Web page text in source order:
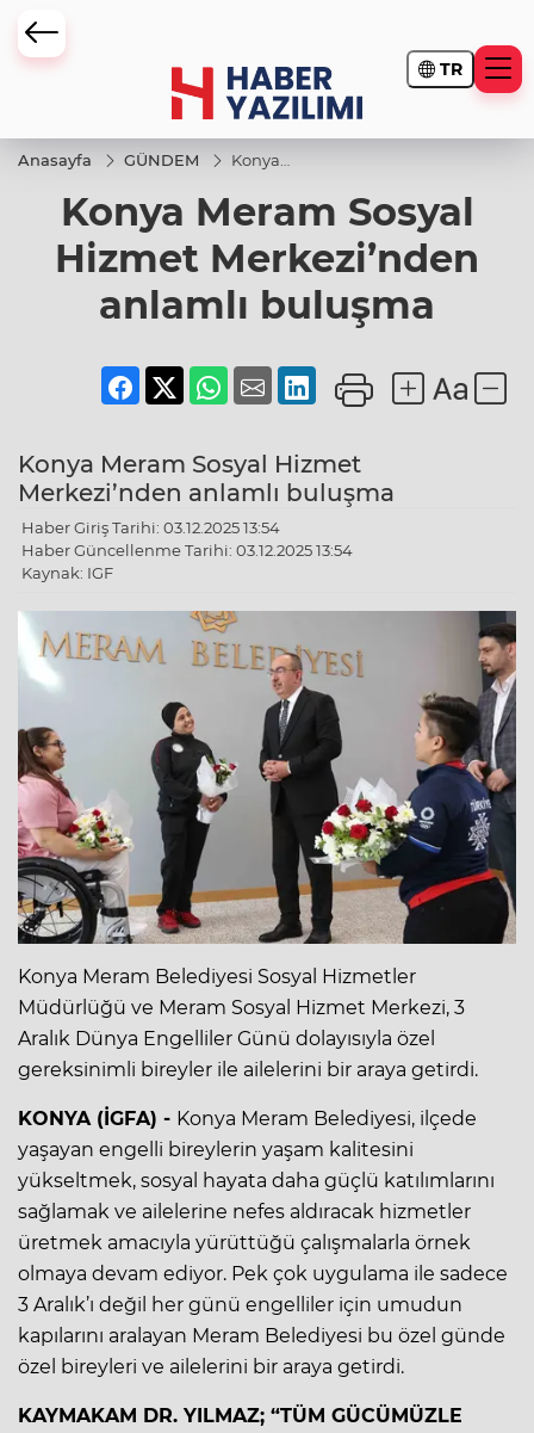
TR
Anasayfa GÜNDEM
Konya
Hizmet
anlamlı
buluşma
Konya Meram Sosyal
Hizmet Merkezi’nden
anlamlı buluşma
Konya Meram Sosyal Hizmet
Merkezi’nden anlamlı buluşma
Haber Giriş Tarihi: 03.12.2025 13:54
Haber Güncellenme Tarihi: 03.12.2025 13:54
Kaynak: IGF
Konya Meram Belediyesi Sosyal Hizmetler
Müdürlüğü ve Meram Sosyal Hizmet Merkezi, 3
Aralık Dünya Engelliler Günü dolayısıyla özel
gereksinimli bireyler ile ailelerini bir araya getirdi.
KONYA (İGFA) - Konya Meram Belediyesi, ilçede
yaşayan engelli bireylerin yaşam kalitesini
yükseltmek, sosyal hayata daha güçlü katılımlarını
sağlamak ve ailelerine nefes aldıracak hizmetler
üretmek amacıyla yürüttüğü çalışmalarla örnek
olmaya devam ediyor. Pek çok uygulama ile sadece
3 Aralık’ı değil her günü engelliler için umudun
kapılarını aralayan Meram Belediyesi bu özel günde
özel bireyleri ve ailelerini bir araya getirdi.
KAYMAKAM DR. YILMAZ; “TÜM GÜCÜMÜZLE